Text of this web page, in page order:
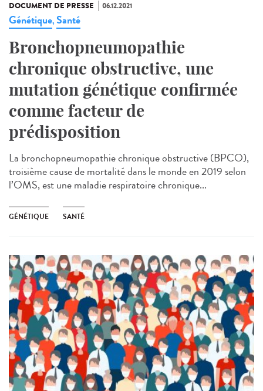
DOCUMENT DE PRESSE 06.12.2021
Génétique,Santé
Bronchopneumopathie
chronique obstructive, une
mutation génétique confirmée
comme facteur de
prédisposition
La bronchopneumopathie chronique obstructive (BPCO),
troisième cause de mortalité dans le monde en 2019 selon
l’OMS, est une maladie respiratoire chronique...
GÉNÉTIQUE SANTÉ